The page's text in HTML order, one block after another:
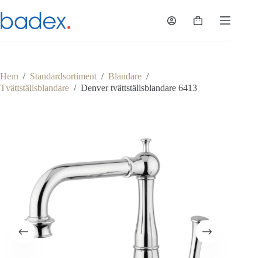
till
innehåll
Varukorg
Hem / Standardsortiment / Blandare /
Tvättställsblandare / Denver tvättställsblandare 6413